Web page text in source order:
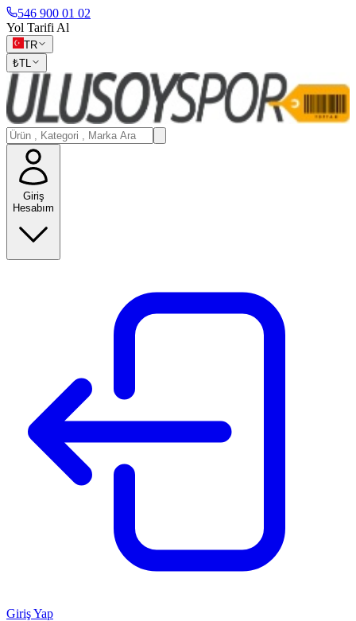
546 900 01 02
Yol Tarifi Al
TR
₺TL
Giriş
Hesabım
Giriş Yap